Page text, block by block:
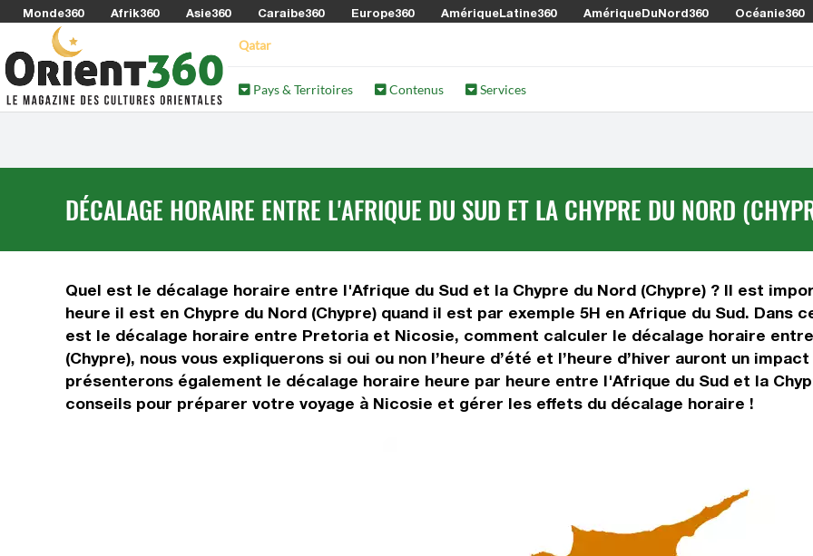
Monde360 Afrik360 Asie360 Caraibe360 Europe360 AmériqueLatine360 AmériqueDuNord360 Océanie360
Qatar
Pays & Territoires Contenus Services
DÉCALAGE HORAIRE ENTRE L'AFRIQUE DU SUD ET LA CHYPRE DU NORD
Quel est le décalage horaire entre l'Afrique du Sud et la Chypre du Nord (Chypre) ? Il est
heure il est en Chypre du Nord (Chypre) quand il est par exemple 5H en Afrique du Sud. Dans
est le décalage horaire entre Pretoria et Nicosie, comment calculer le décalage horaire
(Chypre), nous vous expliquerons si oui ou non l’heure d’été et l’heure d’hiver auront un
présenterons également le décalage horaire heure par heure entre l'Afrique du Sud et la
conseils pour préparer votre voyage à Nicosie et gérer les effets du décalage horaire !